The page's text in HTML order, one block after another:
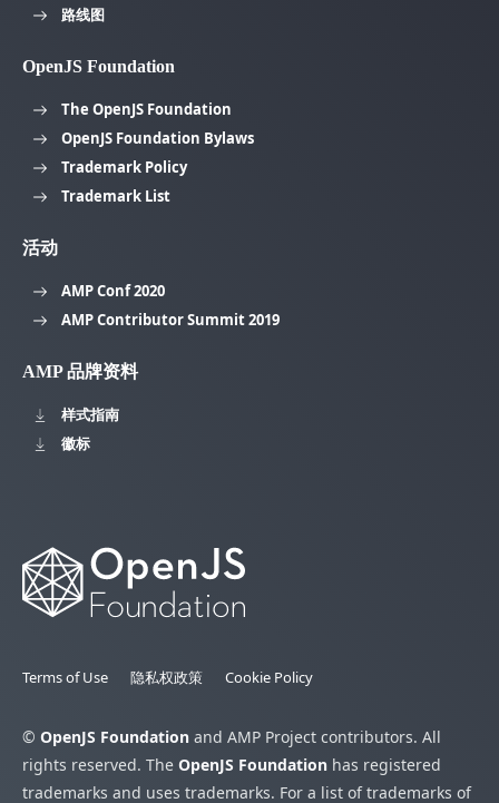
路线图
OpenJS Foundation
The OpenJS Foundation
OpenJS Foundation Bylaws
Trademark Policy
Trademark List
活动
AMP Conf 2020
AMP Contributor Summit 2019
AMP 品牌资料
样式指南
徽标
Terms of Use 隐私权政策 Cookie Policy
© OpenJS Foundation and AMP Project contributors. All
rights reserved. The OpenJS Foundation has registered
trademarks and uses trademarks. For a list of trademarks of